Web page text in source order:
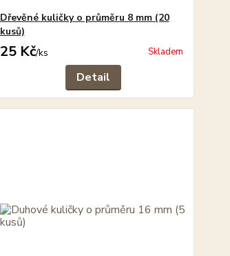
Dřevěné kuličky o průměru 8 mm (20
kusů)
25 Kč/ks Skladem
Detail